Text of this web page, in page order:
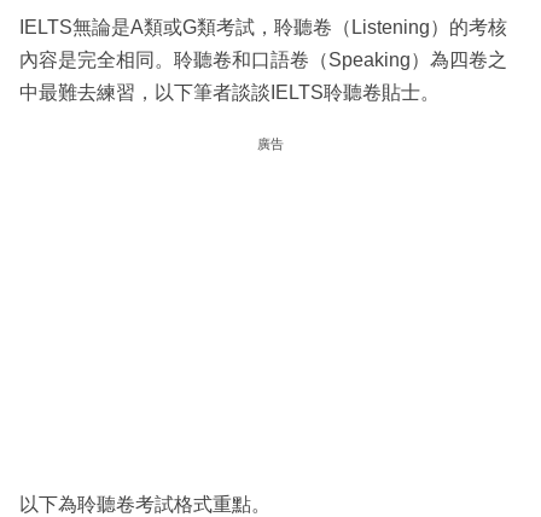
IELTS無論是A類或G類考試，聆聽卷（Listening）的考核
內容是完全相同。聆聽卷和口語卷（Speaking）為四卷之
中最難去練習，以下筆者談談IELTS聆聽卷貼士。
廣告
以下為聆聽卷考試格式重點。